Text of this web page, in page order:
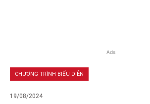
Ads
CHƯƠNG TRÌNH BIỂU DIỄN
19/08/2024